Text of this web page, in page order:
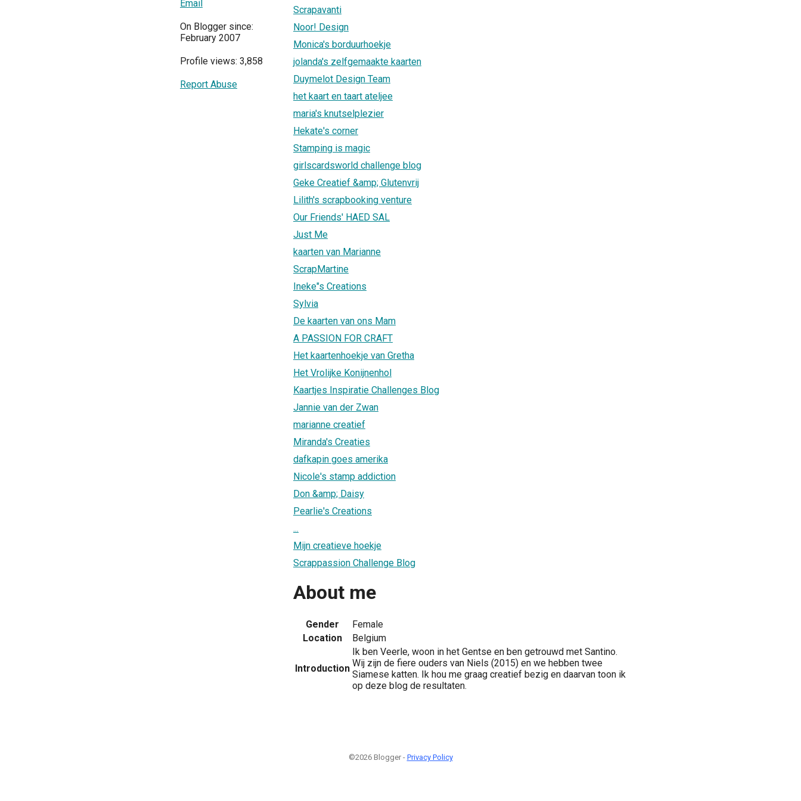
Email
On Blogger since:
February 2007
Profile views: 3,858
Report Abuse
Scrapavanti
Noor! Design
Monica's borduurhoekje
jolanda's zelfgemaakte kaarten
Duymelot Design Team
het kaart en taart ateljee
maria's knutselplezier
Hekate's corner
Stamping is magic
girlscardsworld challenge blog
Geke Creatief &amp; Glutenvrij
Lilith's scrapbooking venture
Our Friends' HAED SAL
Just Me
kaarten van Marianne
ScrapMartine
Ineke"s Creations
Sylvia
De kaarten van ons Mam
A PASSION FOR CRAFT
Het kaartenhoekje van Gretha
Het Vrolijke Konijnenhol
Kaartjes Inspiratie Challenges Blog
Jannie van der Zwan
marianne creatief
Miranda's Creaties
dafkapin goes amerika
Nicole's stamp addiction
Don &amp; Daisy
Pearlie's Creations
...
Mijn creatieve hoekje
Scrappassion Challenge Blog
About me
Gender
Female
Location
Belgium
Introduction
Ik ben Veerle, woon in het Gentse en ben getrouwd met Santino.
Wij zijn de fiere ouders van Niels (2015) en we hebben twee
Siamese katten. Ik hou me graag creatief bezig en daarvan toon ik
op deze blog de resultaten.
©2026 Blogger - Privacy Policy